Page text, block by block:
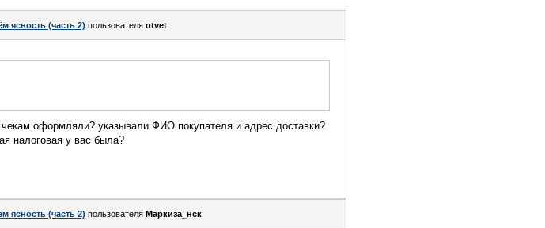
ясность (часть 2) пользователя otvet
оформляли? указывали ФИО покупателя и адрес доставки?
налоговая у вас была?
ясность (часть 2) пользователя Маркиза_нск